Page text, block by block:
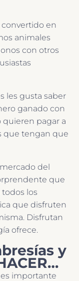
convertido en
animales
con otros
les gusta saber
ganado con
quieren pagar a
que tengan que
del
que
los
que disfruten
Disfrutan
ofrece.
y
es importante